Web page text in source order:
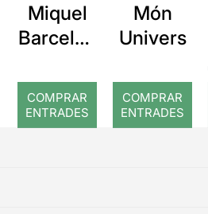
Miquel
Barcelon
COMPRAR
ENTRADES
Món
Univers
COMPRAR
ENTRADES